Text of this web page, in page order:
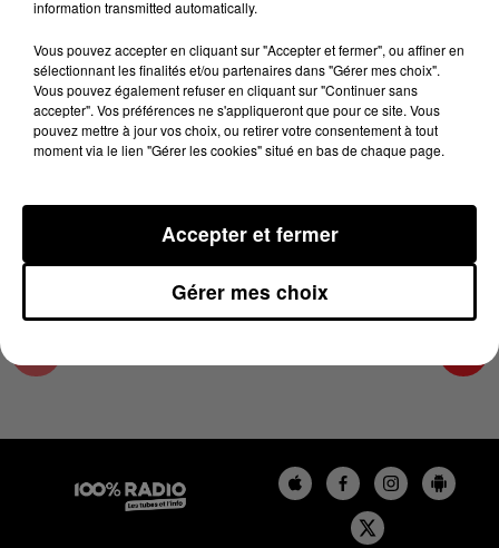
100% Radio les infos de l'Hérault
23 mai 2025 - 3 min 57 sec
LES INFOS DE L'HÉRAULT DU 23/05/2025 À
17H59
Podcasts infos de l'Hérault
information transmitted automatically.
Vous pouvez accepter en cliquant sur "Accepter et fermer", ou affiner en
sélectionnant les finalités et/ou partenaires dans "Gérer mes choix".
Vous pouvez également refuser en cliquant sur "Continuer sans
accepter". Vos préférences ne s'appliqueront que pour ce site. Vous
pouvez mettre à jour vos choix, ou retirer votre consentement à tout
moment via le lien "Gérer les cookies" situé en bas de chaque page.
Gérer mes choix
Accepter et fermer